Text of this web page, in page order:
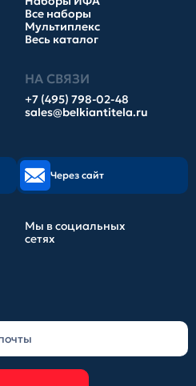
Все наборы
Мультиплекс
Весь каталог
НА СВЯЗИ
+7 (495) 798-02-48
sales@belkiantitela.ru
Через сайт
Мы в социальных
сетях